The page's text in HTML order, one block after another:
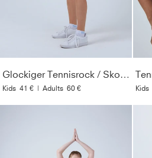
Glockiger Tennisrock / Skort, weiß
Kids 41 € | Adults 60 € Kids